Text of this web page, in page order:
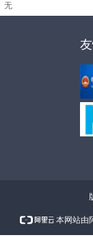
无
本网站由